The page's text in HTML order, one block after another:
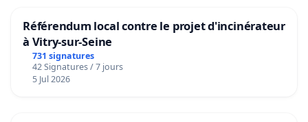
Référendum local contre le projet d'incinérateur
à Vitry-sur-Seine
731 signatures
42 Signatures / 7 jours
5 Jul 2026